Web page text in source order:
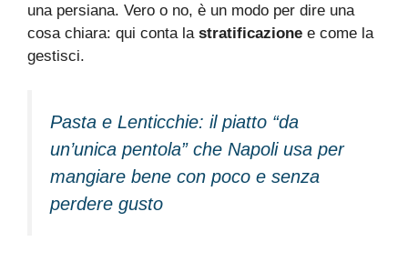
una persiana. Vero o no, è un modo per dire una
cosa chiara: qui conta la stratificazione e come la
gestisci.
Pasta e Lenticchie: il piatto “da
un’unica pentola” che Napoli usa per
mangiare bene con poco e senza
perdere gusto